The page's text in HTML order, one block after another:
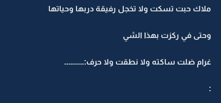
ملاك حبت تسكت ولا تخجل رفيقة دربها وحياتها
وحتى في ركزت بهذا الشي
غرام ضلت ساكته ولا نطقت ولا حرف:..........
: